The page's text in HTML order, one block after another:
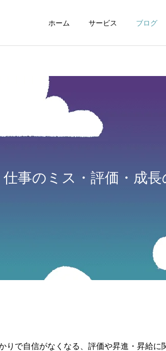
ホーム サービス ブログ
動画制作編集
仕事のミス・評価・成長
りで自信がなくなる、評価や昇進・昇給